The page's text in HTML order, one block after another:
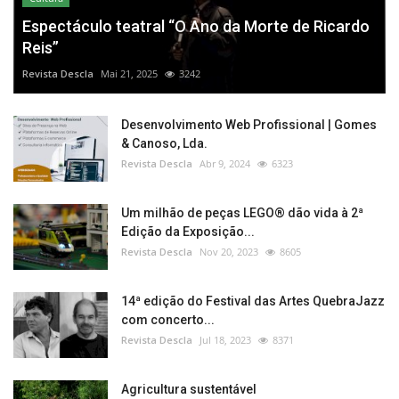
Espectáculo teatral “O Ano da Morte de Ricardo
Reis”
Revista Descla Mai 21, 2025 3242
Desenvolvimento Web Profissional | Gomes
& Canoso, Lda.
Revista Descla Abr 9, 2024 6323
Um milhão de peças LEGO® dão vida à 2ª
Edição da Exposição...
Revista Descla Nov 20, 2023 8605
14ª edição do Festival das Artes QuebraJazz
com concerto...
Revista Descla Jul 18, 2023 8371
Agricultura sustentável